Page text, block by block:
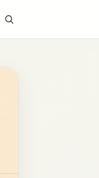
Aramayı aç